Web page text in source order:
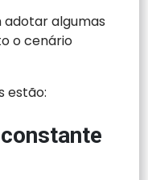
algumas
o cenário
estão: